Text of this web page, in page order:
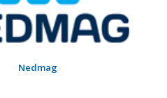
Nedmag